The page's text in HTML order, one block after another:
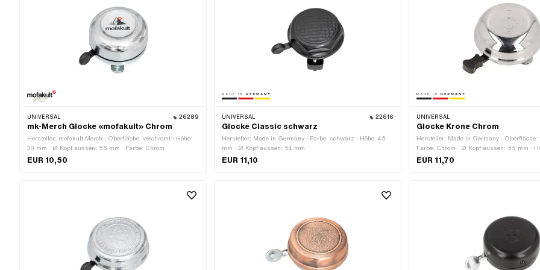
UNIVERSAL 26289
mk-Merch Glocke «mofakult» Chrom
Hersteller: mofakult Merch · Oberfläche: verchromt · Höhe:
30 mm · Ø Kopf aussen: 55 mm · Farbe: Chrom
EUR 10,50
UNIVERSAL 22616
Glocke Classic schwarz
Hersteller: Made in Germany · Farbe: schwarz · Höhe: 45
mm · Ø Kopf aussen: 54 mm
EUR 11,10
UNIVERSAL
Glocke Krone Chrom
Hersteller: Made in Germany · Oberfläche:
Farbe: Chrom · Ø Kopf aussen: 55 mm ·
EUR 11,70